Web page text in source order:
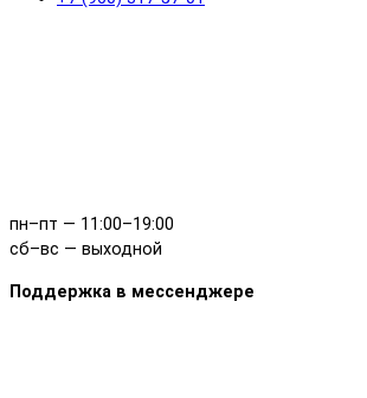
пн–пт — 11:00–19:00
сб–вс — выходной
Поддержка в мессенджере